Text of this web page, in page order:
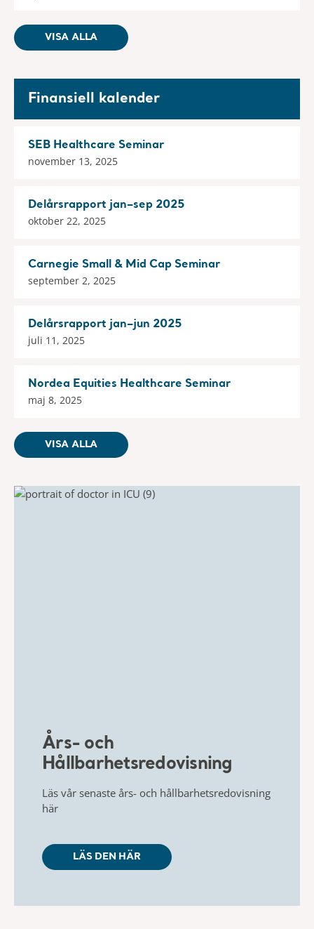
VISA ALLA
Finansiell kalender
SEB Healthcare Seminar
november 13, 2025
Delårsrapport jan–sep 2025
oktober 22, 2025
Carnegie Small & Mid Cap Seminar
september 2, 2025
Delårsrapport jan–jun 2025
juli 11, 2025
Nordea Equities Healthcare Seminar
maj 8, 2025
VISA ALLA
Års- och
Hållbarhetsredovisning
Läs vår senaste års- och hållbarhetsredovisning
här
LÄS DEN HÄR